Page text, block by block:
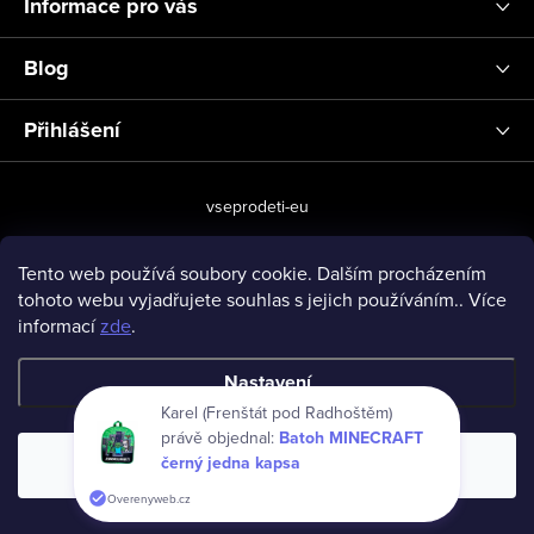
Tento web používá soubory cookie. Dalším procházením
tohoto webu vyjadřujete souhlas s jejich používáním.. Více
informacízde.
Nastavení
Souhlasím
Blog
Přihlášení
vseprodeti-eu
Copyright 2026www.vseprodeti.eu. Všechna práva vyhrazena.
Karel (Frenštát pod Radhoštěm)
právě objednal: Batoh MINECRAFT
černý jedna kapsa
Overenyweb.cz